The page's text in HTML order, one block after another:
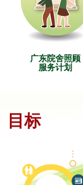
广东院舍照顾
服务计划
目标